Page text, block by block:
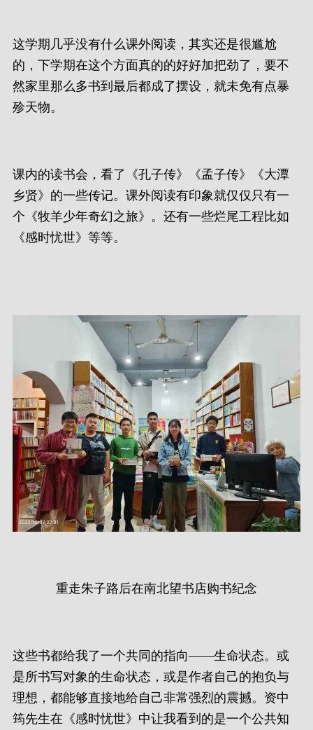
这学期几乎没有什么课外阅读，其实还是很尴尬
的，下学期在这个方面真的的好好加把劲了，要不
然家里那么多书到最后都成了摆设，就未免有点暴
殄天物。
课内的读书会，看了《孔子传》《孟子传》《大潭
乡贤》的一些传记。课外阅读有印象就仅仅只有一
个《牧羊少年奇幻之旅》。还有一些烂尾工程比如
《感时忧世》等等。
重走朱子路后在南北望书店购书纪念
这些书都给我了一个共同的指向——生命状态。或
是所书写对象的生命状态，或是作者自己的抱负与
理想，都能够直接地给自己非常强烈的震撼。资中
筠先生在《感时忧世》中让我看到的是一个公共知